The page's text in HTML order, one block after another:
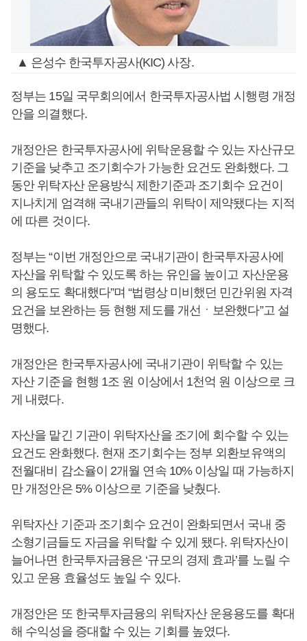
▲ 은성수 한국투자공사(KIC) 사장.
정부는 15일 국무회의에서 한국투자공사법 시행령 개정
안을 의결했다.
개정안은 한국투자공사에 위탁운용할 수 있는 자산규모
기준을 낮추고 조기회수가 가능한 요건도 완화했다. 그
동안 위탁자산 운용방식 제한기준과 조기회수 요건이
지나치게 엄격해 국내기관들의 위탁이 제약됐다는 지적
에 따른 것이다.
정부는 “이번 개정안으로 국내기관이 한국투자공사에
자산을 위탁할 수 있도록 하는 유인을 높이고 자산운용
의 용도도 확대했다”며 “법령상 미비했던 민간위원 자격
요건을 보완하는 등 현행 제도를 개선ㆍ보완했다”고 설
명했다.
개정안은 한국투자공사에 국내기관이 위탁할 수 있는
자산 기준을 현행 1조 원 이상에서 1천억 원 이상으로 크
게 내렸다.
자산을 맡긴 기관이 위탁자산을 조기에 회수할 수 있는
요건도 완화했다. 현재 조기회수는 정부 외환보유액의
전월대비 감소율이 2개월 연속 10% 이상일 때 가능하지
만 개정안은 5% 이상으로 기준을 낮췄다.
위탁자산 기준과 조기회수 요건이 완화되면서 국내 중
소형기금들도 자금을 위탁할 수 있게 됐다. 위탁자산이
늘어나면 한국투자금융은 ‘규모의 경제 효과’를 노릴 수
있고 운용 효율성도 높일 수 있다.
개정안은 또 한국투자금융의 위탁자산 운용용도를 확대
해 수익성을 증대할 수 있는 기회를 높였다.